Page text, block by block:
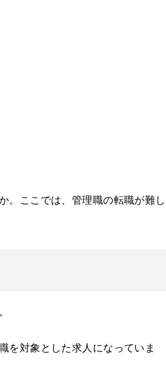
。ここでは、管理職の転職が難し
を対象とした求人になっていま